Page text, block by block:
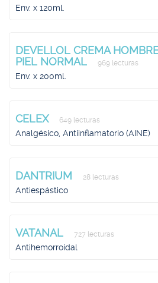
Env. x 120ml.
DEVELLOL CREMA
PIEL NORMAL
969 lecturas
Env. x 200ml.
CELEX 649 lecturas
Analgésico, Antiinflamatorio (AINE)
DANTRIUM 28 lecturas
Antiespástico
VATANAL 727 lecturas
Antihemorroidal